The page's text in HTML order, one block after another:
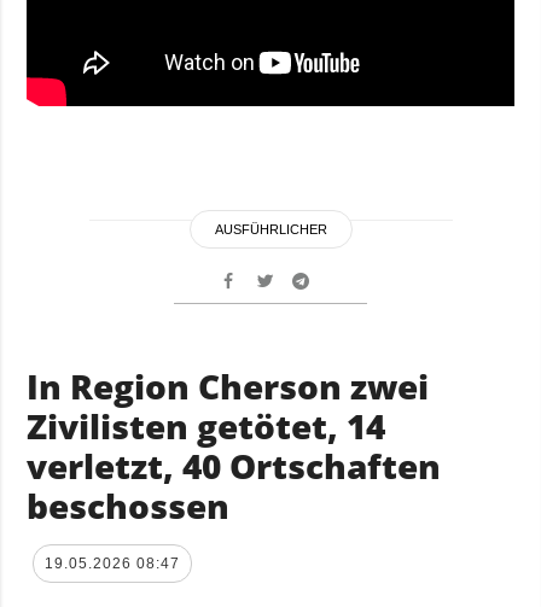
AUSFÜHRLICHER
In Region Cherson zwei
Zivilisten getötet, 14
verletzt, 40 Ortschaften
beschossen
19.05.2026 08:47